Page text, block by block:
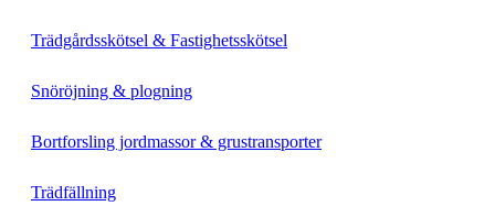
Trädgårdsskötsel & Fastighetsskötsel
Snöröjning & plogning
Bortforsling jordmassor & grustransporter
Trädfällning